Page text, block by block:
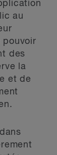
au
pouvoir
des
la
et de